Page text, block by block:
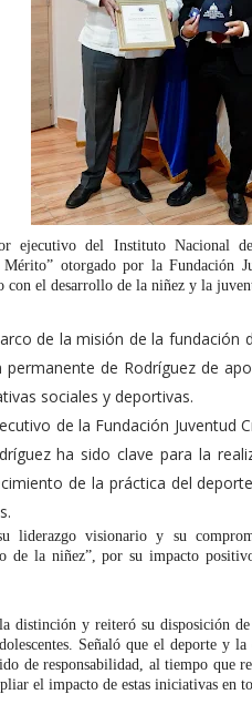
ejecutivo del Instituto Nacional
otorgado por la Fundación
con el desarrollo de la niñez y la
de la misión de la
de Rodríguez de
sociales y deportivas.
de la Fundación Juventud
ha sido clave para la
de la práctica del
liderazgo visionario y su
de la niñez”, por su impacto
distinción y reiteró su disposición
Señaló que el deporte y
de responsabilidad, al tiempo que
el impacto de estas iniciativas en